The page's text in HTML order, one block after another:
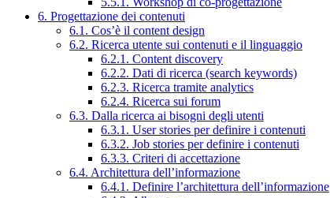
6. Progettazione dei contenuti
6.1. Cos’è il content design
6.2. Ricerca utente sui contenuti e il linguaggio
6.2.1. Content discovery
6.2.2. Dati di ricerca (search keywords)
6.2.3. Ricerca tramite analytics
6.2.4. Ricerca sui forum
6.3. Dalla ricerca ai bisogni degli utenti
6.3.1. User stories per definire i contenuti
6.3.2. Job stories per definire i contenuti
6.3.3. Criteri di accettazione
6.4. Architettura dell’informazione
6.4.1. Definire l’architettura dell’informazione